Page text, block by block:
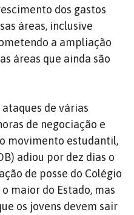
dos gastos
áreas, inclusive
a ampliação
áreas que ainda são
de várias
de negociação e
movimento estudantil,
adiou por dez dias o
de posse do Colégio
maior do Estado, mas
os jovens devem sair